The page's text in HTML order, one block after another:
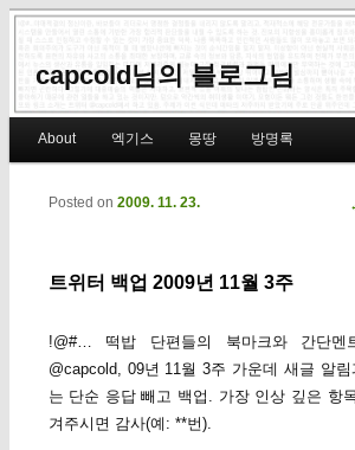
capcold님의 블로그님
Skip to primary content
Skip to secondary content
About 엑기스 몽땅 방명록
트위터 백업 2009년 11월 3주
Posted on 2009. 11. 23.
!@#… 떡밥 단편들의 북마크와 간단멘
@capcold, 09년 11월 3주 가운데 새글 알
는 단순 응답 빼고 백업. 가장 인상 깊은 항
겨주시면 감사(예: **번).